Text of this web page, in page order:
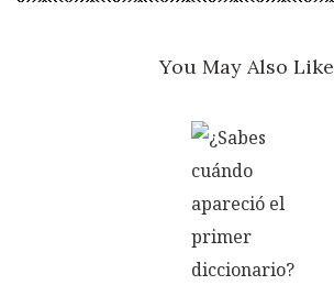
You May Also Like